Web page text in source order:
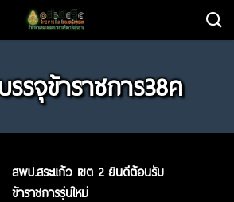
รจุข้าราชการ38ค
สพป.สระแก้ว เขต 2 ยินดีต้อนรับ
ข้าราชการรุ่นใหม่